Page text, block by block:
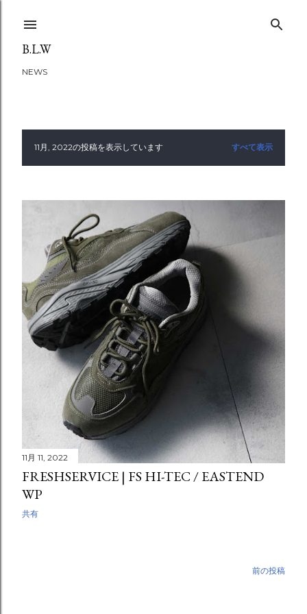
スキップしてメイン コンテンツに移動
B.L.W
NEWS
投11月, 2022の投稿を表示しています すべて表示
11月 11, 2022
FRESHSERVICE | FS HI-TEC / EASTEND
WP
共有
前の投稿